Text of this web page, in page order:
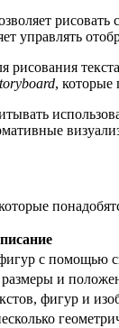
рисовать
управлять
рисования
, которые
с помощью
размеры и
фигур и